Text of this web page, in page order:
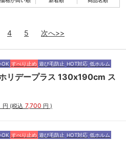
4 5 次へ>>
OK すべり止め 遊び毛防止 HOT対応 低ホルム
リデープラス 130x190cm ス
円 (税込 7,700 円 )
OK すべり止め 遊び毛防止 HOT対応 低ホルム